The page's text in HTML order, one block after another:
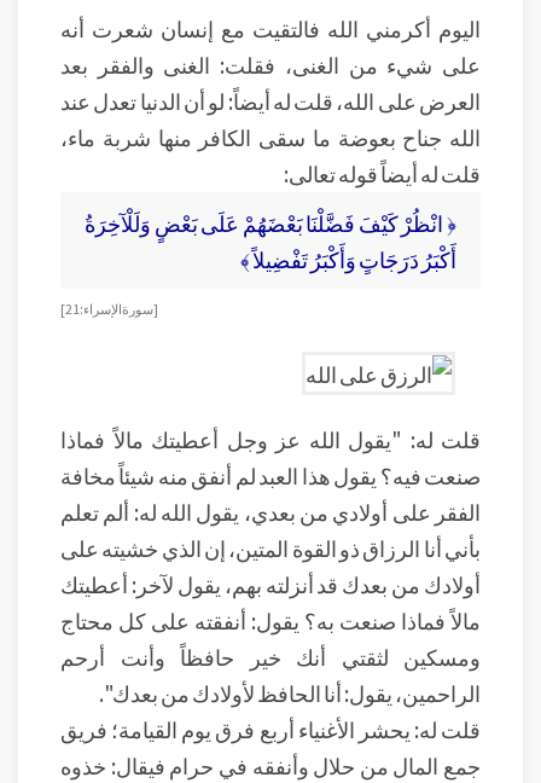
اليوم أكرمني الله فالتقيت مع إنسان شعرت أنه
على شيء من الغنى، فقلت: الغنى والفقر بعد
العرض على الله، قلت له أيضاً: لو أن الدنيا تعدل عند
الله جناح بعوضة ما سقى الكافر منها شربة ماء،
قلت له أيضاً قوله تعالى:
﴿ انْظُرْ كَيْفَ فَضَّلْنَا بَعْضَهُمْ عَلَى بَعْضٍ وَلَلْآخِرَةُ
أَكْبَرُ دَرَجَاتٍ وَأَكْبَرُ تَفْضِيلاً ﴾
[ سورة الإسراء: 21 ]
قلت له: "يقول الله عز وجل أعطيتك مالاً فماذا
صنعت فيه؟ يقول هذا العبد لم أنفق منه شيئاً مخافة
الفقر على أولادي من بعدي، يقول الله له: ألم تعلم
بأني أنا الرزاق ذو القوة المتين، إن الذي خشيته على
أولادك من بعدك قد أنزلته بهم، يقول لآخر: أعطيتك
مالاً فماذا صنعت به؟ يقول: أنفقته على كل محتاج
ومسكين لثقتي أنك خير حافظاً وأنت أرحم
الراحمين، يقول: أنا الحافظ لأولادك من بعدك".
قلت له: يحشر الأغنياء أربع فرق يوم القيامة؛ فريق
جمع المال من حلال وأنفقه في حرام فيقال: خذوه